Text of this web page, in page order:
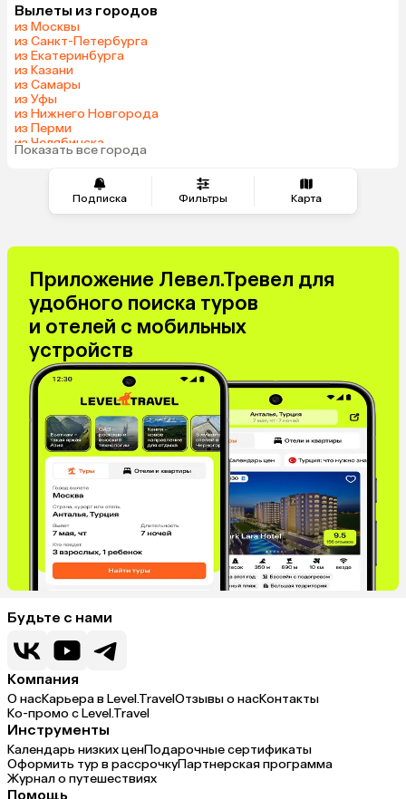
Подписка Фильтры Карта
Вылеты из городов
из Москвы
из Санкт-Петербурга
из Екатеринбурга
из Казани
из Самары
из Уфы
из Нижнего Новгорода
из Перми
из Челябинска
из Омска
Показать все города
Приложение Левел.Тревел для
удобного поиска туров
и отелей с мобильных
устройств
Будьте с нами
Компания
О насКарьера в Level.TravelОтзывы о насКонтакты
Ко-промо с Level.Travel
Инструменты
Календарь низких ценПодарочные сертификаты
Оформить тур в рассрочкуПартнерская программа
Журнал о путешествиях
Помощь